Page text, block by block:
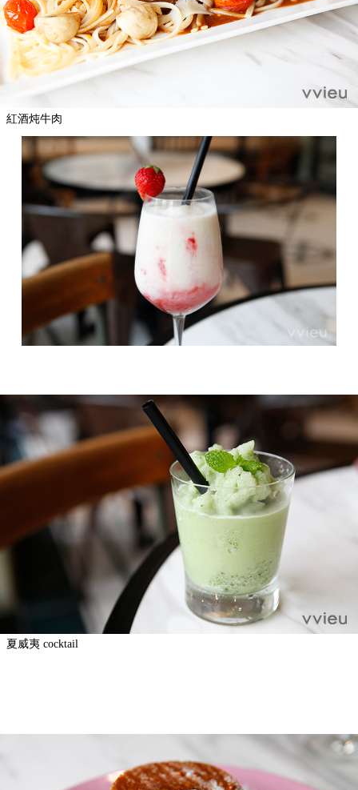
紅酒炖牛肉
夏威夷 cocktail